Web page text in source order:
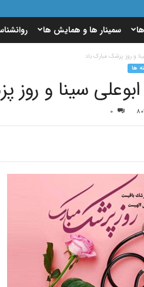
سمینار ها و همایش ها
و روز پزشک مبارک باد
ها
سینا و روز
0